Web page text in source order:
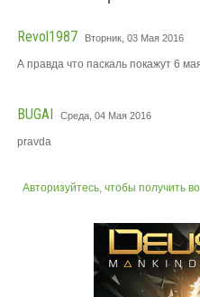
Revol1987 Вторник, 03 Мая 2016
А правда что паскаль покажут 6
BUGAI Среда, 04 Мая 2016
pravda
Авторизуйтесь, чтобы получить